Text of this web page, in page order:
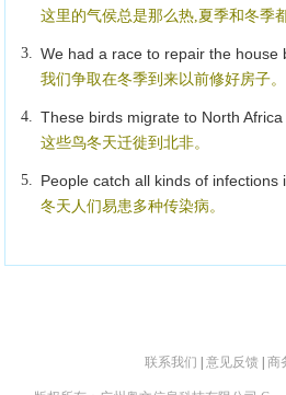
这里的气侯总是那么热,夏季和冬季
3. We had a race to repair the house
我们争取在冬季到来以前修好房子。
4. These birds migrate to North Africa
这些鸟冬天迁徙到北非。
5. People catch all kinds of infections
冬天人们易患多种传染病。
联系我们 |意见反馈 |商